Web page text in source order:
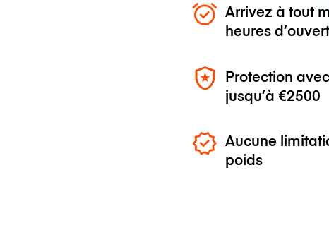
Arrivez à tout
heures
Protection
jusqu’à €2500
Aucune
poids